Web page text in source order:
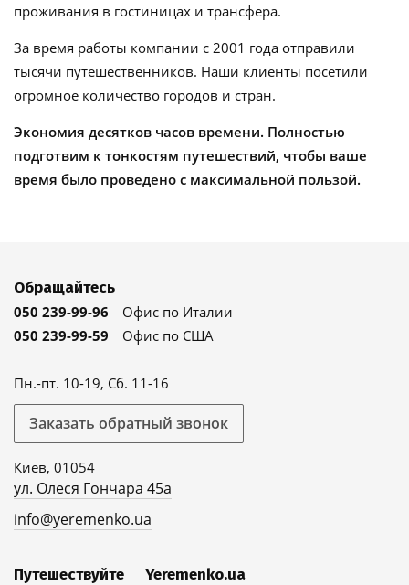
проживания в гостиницах и трансфера.
За время работы компании с 2001 года отправили
тысячи путешественников. Наши клиенты посетили
огромное количество городов и стран.
Экономия десятков часов времени. Полностью
подготвим к тонкостям путешествий, чтобы ваше
время было проведено с максимальной пользой.
Обращайтесь
050 239-99-96
Офис по Италии
050 239-99-59
Офис по США
Пн.-пт. 10-19, Сб. 11-16
Заказать обратный звонок
Киев, 01054
ул. Олеся Гончара 45а
info@yeremenko.ua
Путешествуйте Yeremenko.ua